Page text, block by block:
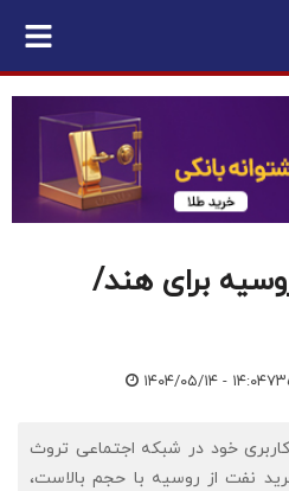
برای هند/
۱۴۰۴/۰۵/۱۴ - ۱۴:۰۴
خود در شبکه اجتماعی تروث
نفت از روسیه با حجم بالاست،